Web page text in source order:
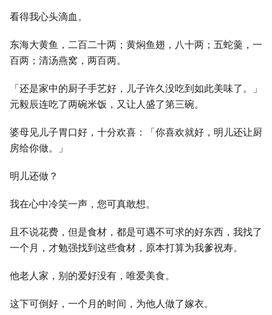
看得我心头滴血。
东海大黄鱼，二百二十两；黄焖鱼翅，八十两；五蛇羹，一
百两；清汤燕窝，两百两。
「还是家中的厨子手艺好，儿子许久没吃到如此美味了。」
元毅辰连吃了两碗米饭，又让人盛了第三碗。
婆母见儿子胃口好，十分欢喜：「你喜欢就好，明儿还让厨
房给你做。」
明儿还做？
我在心中冷笑一声，您可真敢想。
且不说花费，但是食材，都是可遇不可求的好东西，我找了
一个月，才勉强找到这些食材，原本打算为我爹祝寿。
他老人家，别的爱好没有，唯爱美食。
这下可倒好，一个月的时间，为他人做了嫁衣。